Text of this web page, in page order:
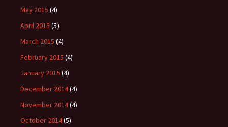
May 2015 (4)
April 2015 (5)
March 2015 (4)
February 2015 (4)
January 2015 (4)
December 2014(4)
November 2014(4)
October 2014(5)